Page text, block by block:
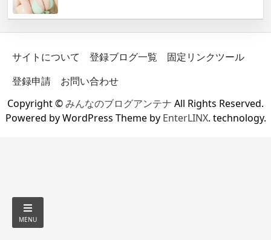
サイトについて 登録ブログ一覧
固定リンクツール
登録申請
お問い合わせ
Copyright ©みんなのブログアンテナ All Rights Reserved.
Powered by WordPress Theme by EnterLINX. technology.
MENU